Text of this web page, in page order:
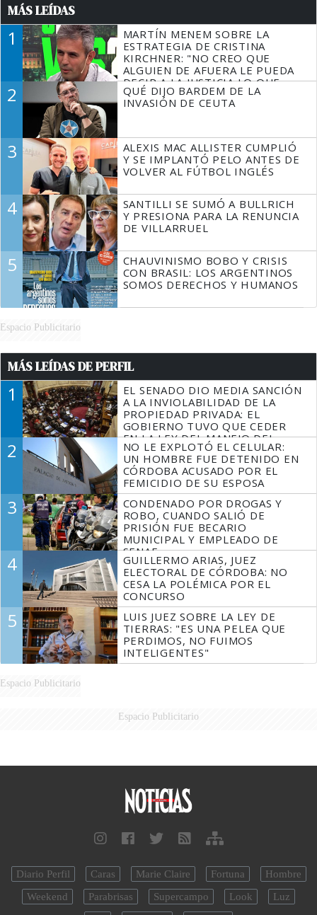
MÁS LEÍDAS
1
MARTÍN MENEM SOBRE LA
ESTRATEGIA DE CRISTINA
KIRCHNER: "NO CREO QUE
ALGUIEN DE AFUERA LE PUEDA
DECIR A LA JUSTICIA LO QUE
TIENE QUE HACER"
2
QUÉ DIJO BARDEM DE LA
INVASIÓN DE CEUTA
3
ALEXIS MAC ALLISTER CUMPLIÓ
Y SE IMPLANTÓ PELO ANTES DE
VOLVER AL FÚTBOL INGLÉS
4
SANTILLI SE SUMÓ A BULLRICH
Y PRESIONA PARA LA RENUNCIA
DE VILLARRUEL
5
CHAUVINISMO BOBO Y CRISIS
CON BRASIL: LOS ARGENTINOS
SOMOS DERECHOS Y HUMANOS
Espacio Publicitario
MÁS LEÍDAS DE PERFIL
1
EL SENADO DIO MEDIA SANCIÓN
A LA INVIOLABILIDAD DE LA
PROPIEDAD PRIVADA: EL
GOBIERNO TUVO QUE CEDER
EN LA LEY DEL MANEJO DEL
FUEGO
2
NO LE EXPLOTÓ EL CELULAR:
UN HOMBRE FUE DETENIDO EN
CÓRDOBA ACUSADO POR EL
FEMICIDIO DE SU ESPOSA
3
CONDENADO POR DROGAS Y
ROBO, CUANDO SALIÓ DE
PRISIÓN FUE BECARIO
MUNICIPAL Y EMPLEADO DE
SENAF
4
GUILLERMO ARIAS, JUEZ
ELECTORAL DE CÓRDOBA: NO
CESA LA POLÉMICA POR EL
CONCURSO
5
LUIS JUEZ SOBRE LA LEY DE
TIERRAS: "ES UNA PELEA QUE
PERDIMOS, NO FUIMOS
INTELIGENTES"
Espacio Publicitario
Espacio Publicitario
Diario Perfil Caras Marie Claire Fortuna
Hombre
Weekend
Parabrisas Supercampo Look
Luz